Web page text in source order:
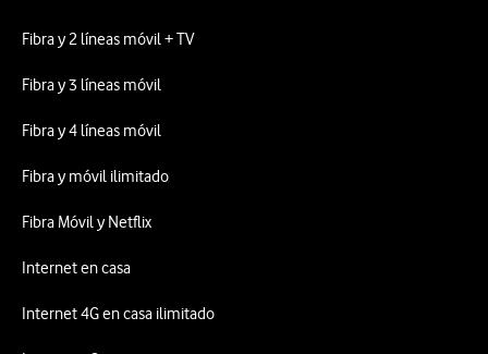
Fibra y 2 líneas móvil + TV
Fibra y 3 líneas móvil
Fibra y 4 líneas móvil
Fibra y móvil ilimitado
Fibra Móvil y Netflix
Internet en casa
Internet 4G en casa ilimitado